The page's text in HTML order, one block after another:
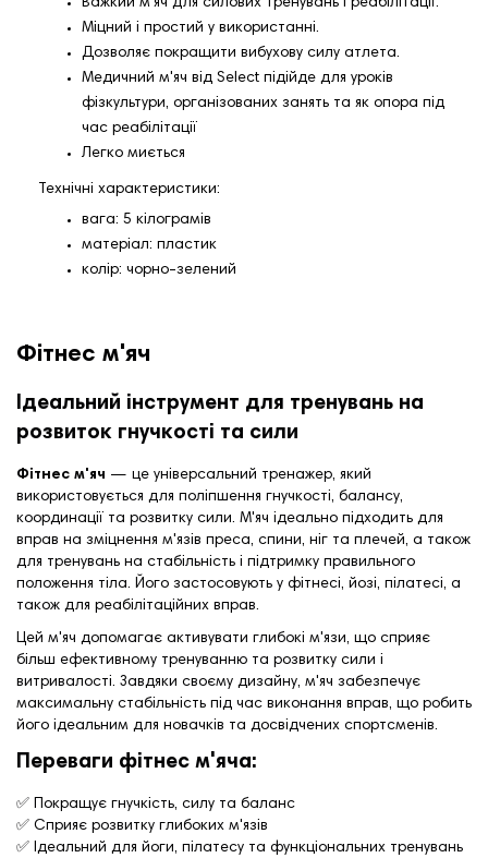
Важкий м’яч для силових тренувань і реабілітації.
Міцний і простий у використанні.
Дозволяє покращити вибухову силу атлета.
Медичний м'яч від Select підійде для уроків
фізкультури, організованих занять та як опора під
час реабілітації
Легко миється
Технічні характеристики:
вага: 5 кілограмів
матеріал: пластик
колір: чорно-зелений
Фітнес м'яч
Ідеальний інструмент для тренувань на
розвиток гнучкості та сили
Фітнес м'яч — це універсальний тренажер, який
використовується для поліпшення гнучкості, балансу,
координації та розвитку сили. М'яч ідеально підходить для
вправ на зміцнення м'язів преса, спини, ніг та плечей, а також
для тренувань на стабільність і підтримку правильного
положення тіла. Його застосовують у фітнесі, йозі, пілатесі, а
також для реабілітаційних вправ.
Цей м'яч допомагає активувати глибокі м'язи, що сприяє
більш ефективному тренуванню та розвитку сили і
витривалості. Завдяки своєму дизайну, м'яч забезпечує
максимальну стабільність під час виконання вправ, що робить
його ідеальним для новачків та досвідчених спортсменів.
Переваги фітнес м'яча:
✅ Покращує гнучкість, силу та баланс
✅ Сприяє розвитку глибоких м'язів
✅ Ідеальний для йоги, пілатесу та функціональних тренувань